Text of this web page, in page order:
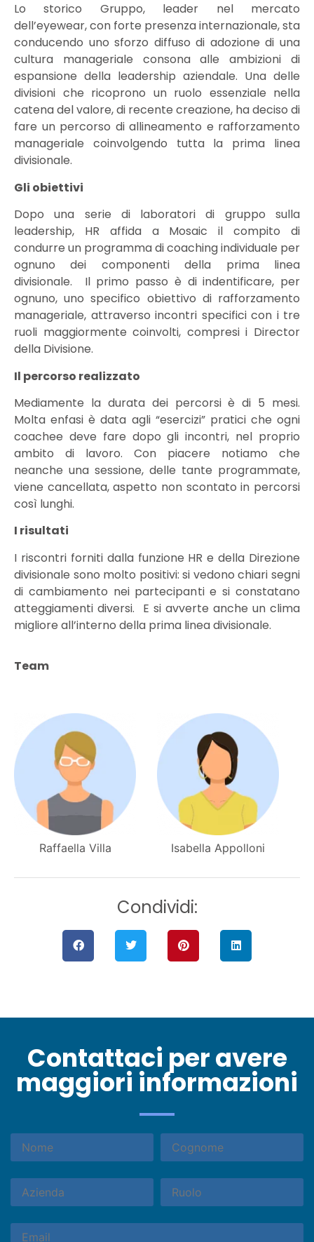
Lo storico Gruppo, leader nel mercato
dell’eyewear, con forte presenza internazionale, sta
conducendo uno sforzo diffuso di adozione di una
cultura manageriale consona alle ambizioni di
espansione della leadership aziendale. Una delle
divisioni che ricoprono un ruolo essenziale nella
catena del valore, di recente creazione, ha deciso di
fare un percorso di allineamento e rafforzamento
manageriale coinvolgendo tutta la prima linea
divisionale.
Gli obiettivi
Dopo una serie di laboratori di gruppo sulla
leadership, HR affida a Mosaic il compito di
condurre un programma di coaching individuale per
ognuno dei componenti della prima linea
divisionale. Il primo passo è di indentificare, per
ognuno, uno specifico obiettivo di rafforzamento
manageriale, attraverso incontri specifici con i tre
ruoli maggiormente coinvolti, compresi i Director
della Divisione.
Il percorso realizzato
Mediamente la durata dei percorsi è di 5 mesi.
Molta enfasi è data agli “esercizi” pratici che ogni
coachee deve fare dopo gli incontri, nel proprio
ambito di lavoro. Con piacere notiamo che
neanche una sessione, delle tante programmate,
viene cancellata, aspetto non scontato in percorsi
così lunghi.
I risultati
I riscontri forniti dalla funzione HR e della Direzione
divisionale sono molto positivi: si vedono chiari segni
di cambiamento nei partecipanti e si constatano
atteggiamenti diversi. E si avverte anche un clima
migliore all’interno della prima linea divisionale.
Team
Raffaella Villa Isabella Appolloni
Condividi:
Contattaci per avere
maggiori informazioni